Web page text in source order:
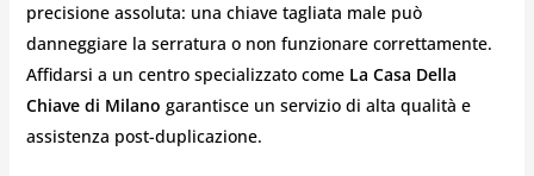
precisione assoluta: una chiave tagliata male può
danneggiare la serratura o non funzionare correttamente.
Affidarsi a un centro specializzato come La Casa Della
Chiave di Milano garantisce un servizio di alta qualità e
assistenza post-duplicazione.